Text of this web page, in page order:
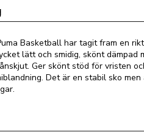
Basketball har tagit fram en
lätt och smidig, skönt dämpad
Ger skönt stöd för vristen
Det är en stabil sko